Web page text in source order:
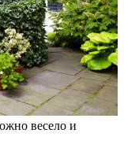
весело и